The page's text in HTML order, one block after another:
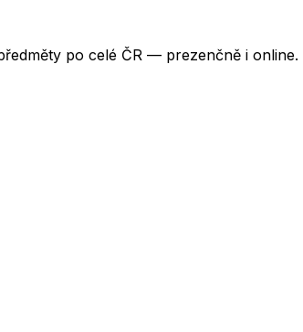
po celé ČR — prezenčně i online.